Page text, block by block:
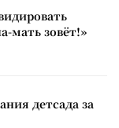
мать зовёт!»
детсада за